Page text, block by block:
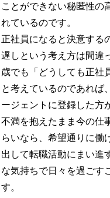
ことができない秘匿性の
れているのです。
正社員になると決意する
遅しという考え方は間違
歳でも「どうしても正社
と考えているのであれば
ージェントに登録した方
不満を抱えたまま今の仕
らいなら、希望通りに働
出して転職活動にまい進
な気持ちで日々を過ごす
す。